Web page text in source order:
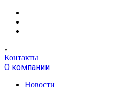
Контакты
О компании
Новости